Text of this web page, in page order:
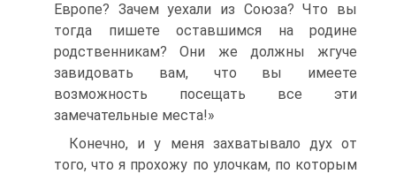
Европе? Зачем уехали из Союза? Что вы
тогда пишете оставшимся на родине
родственникам? Они же должны жгуче
завидовать вам, что вы имеете
возможность посещать все эти
замечательные места!»
Конечно, и у меня захватывало дух от
того, что я прохожу по улочкам, по которым